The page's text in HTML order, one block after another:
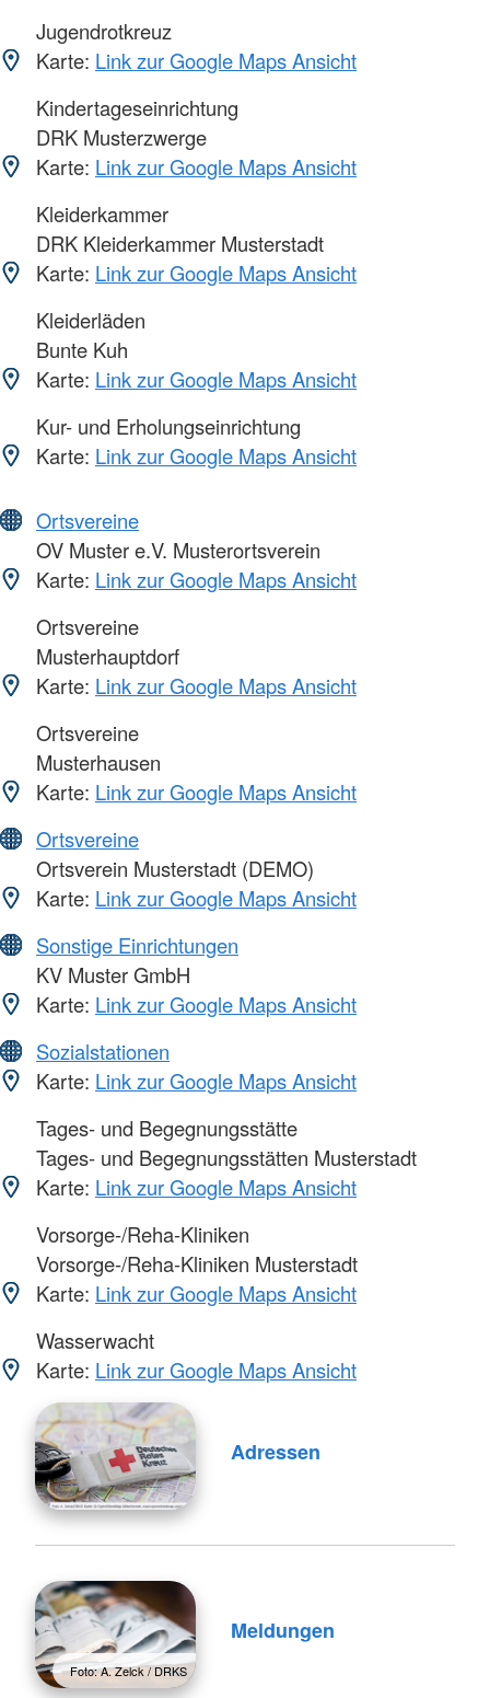
Jugendrotkreuz
Karte: Link zur Google Maps Ansicht
Kindertageseinrichtung
DRK Musterzwerge
Karte: Link zur Google Maps Ansicht
Kleiderkammer
DRK Kleiderkammer Musterstadt
Karte: Link zur Google Maps Ansicht
Kleiderläden
Bunte Kuh
Karte: Link zur Google Maps Ansicht
Kur- und Erholungseinrichtung
Karte: Link zur Google Maps Ansicht
Ortsvereine
OV Muster e.V. Musterortsverein
Karte: Link zur Google Maps Ansicht
Ortsvereine
Musterhauptdorf
Karte: Link zur Google Maps Ansicht
Ortsvereine
Musterhausen
Karte: Link zur Google Maps Ansicht
Ortsvereine
Ortsverein Musterstadt (DEMO)
Karte: Link zur Google Maps Ansicht
Sonstige Einrichtungen
KV Muster GmbH
Karte: Link zur Google Maps Ansicht
Sozialstationen
Karte: Link zur Google Maps Ansicht
Tages- und Begegnungsstätte
Tages- und Begegnungsstätten Musterstadt
Karte: Link zur Google Maps Ansicht
Vorsorge-/Reha-Kliniken
Vorsorge-/Reha-Kliniken Musterstadt
Karte: Link zur Google Maps Ansicht
Wasserwacht
Karte: Link zur Google Maps Ansicht
Adressen
Foto: A. Zelck / DRKS
Meldungen